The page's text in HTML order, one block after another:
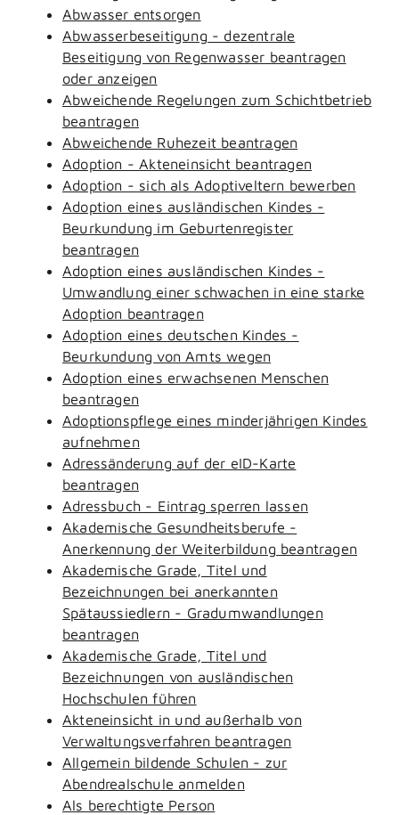
Abwasser entsorgen
Abwasserbeseitigung - dezentrale
Beseitigung von Regenwasser beantragen
oder anzeigen
Abweichende Regelungen zum Schichtbetrieb
beantragen
Abweichende Ruhezeit beantragen
Adoption - Akteneinsicht beantragen
Adoption - sich als Adoptiveltern bewerben
Adoption eines ausländischen Kindes -
Beurkundung im Geburtenregister
beantragen
Adoption eines ausländischen Kindes -
Umwandlung einer schwachen in eine starke
Adoption beantragen
Adoption eines deutschen Kindes -
Beurkundung von Amts wegen
Adoption eines erwachsenen Menschen
beantragen
Adoptionspflege eines minderjährigen Kindes
aufnehmen
Adressänderung auf der eID-Karte
beantragen
Adressbuch - Eintrag sperren lassen
Akademische Gesundheitsberufe -
Anerkennung der Weiterbildung beantragen
Akademische Grade, Titel und
Bezeichnungen bei anerkannten
Spätaussiedlern - Gradumwandlungen
beantragen
Akademische Grade, Titel und
Bezeichnungen von ausländischen
Hochschulen führen
Akteneinsicht in und außerhalb von
Verwaltungsverfahren beantragen
Allgemein bildende Schulen - zur
Abendrealschule anmelden
Als berechtigte Person